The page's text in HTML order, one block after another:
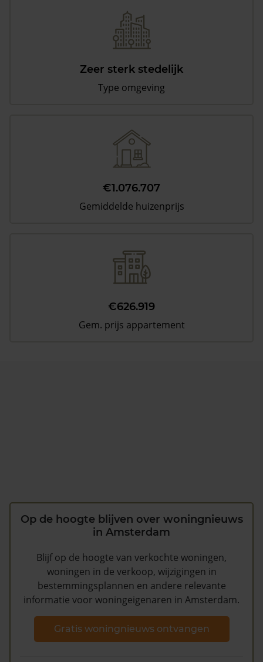
Zeer sterk stedelijk
Type omgeving
€1.076.707
Gemiddelde huizenprijs
€626.919
Gem. prijs appartement
Op de hoogte blijven over woningnieuws
in Amsterdam
Blijf op de hoogte van verkochte woningen,
woningen in de verkoop, wijzigingen in
bestemmingsplannen en andere relevante
informatie voor woningeigenaren in Amsterdam.
Gratis woningnieuws ontvangen